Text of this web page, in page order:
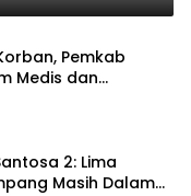
Pemkab
Medis dan
Kalianget
2: Lima
Masih Dalam